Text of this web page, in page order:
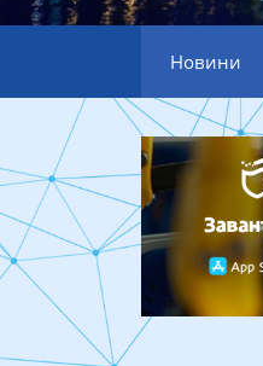
Новини